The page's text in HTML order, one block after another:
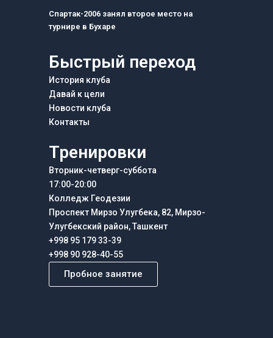
Спартак-2006 занял второе место на
турнире в Бухаре
Быстрый переход
История клуба
Давай к цели
Новости клуба
Контакты
Тренировки
Вторник-четверг-суббота
17:00-20:00
Колледж Геодезии
Проспект Мирзо Улугбека, 82, Мирзо-
Улугбекский район, Ташкент
+998 95 179 33-39
+998 90 928-40-55
Пробное занятие